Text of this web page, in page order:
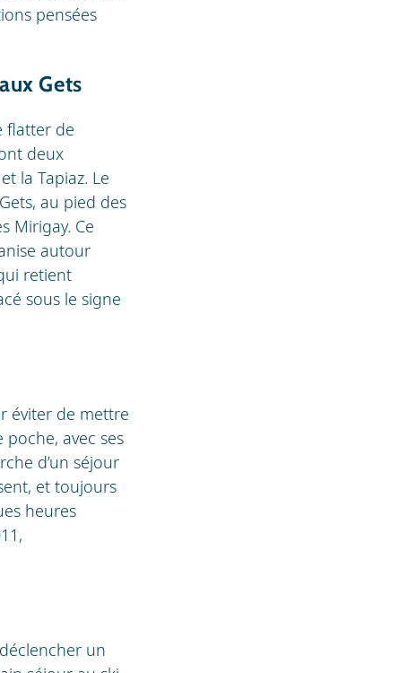
pensées
Gets
flatter de
deux
la Tapiaz. Le
au pied des
Mirigay. Ce
autour
retient
sous le signe
éviter de mettre
avec ses
d’un séjour
et toujours
heures
un